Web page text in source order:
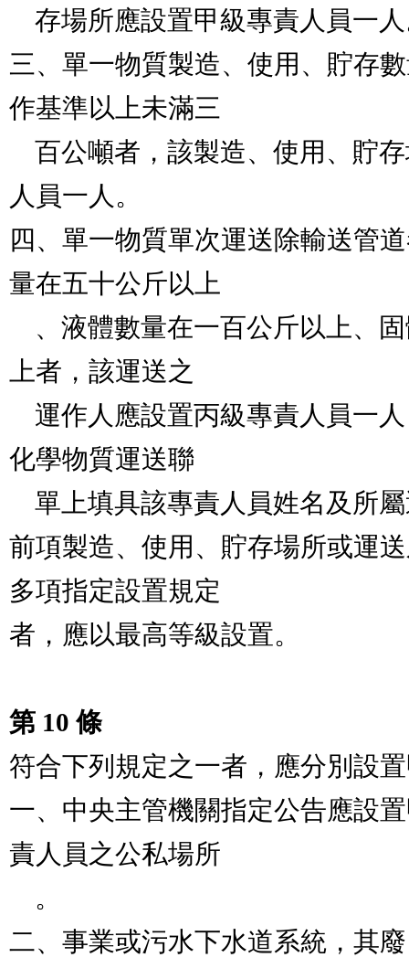
三、單一物質製造、使用、貯存
作基準以上未滿三
人員一人。
四、單一物質單次運送除輸送管
量在五十公斤以上
上者，該運送之
化學物質運送聯
前項製造、使用、貯存場所或運
多項指定設置規定
者，應以最高等級設置。
第 10 條
符合下列規定之一者，應分別設
一、中央主管機關指定公告應設
責人員之公私場所
二、事業或污水下水道系統，其